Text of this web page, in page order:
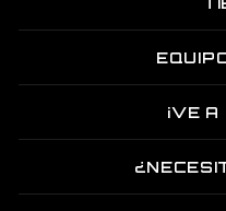
¡VE A